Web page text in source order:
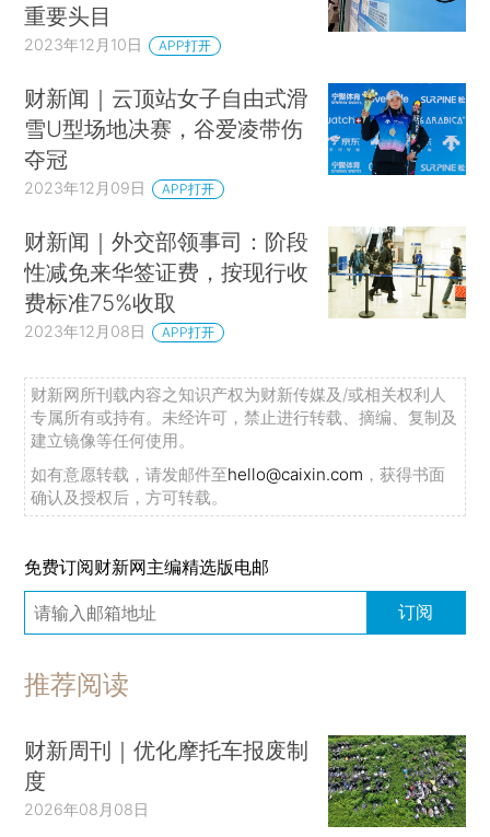
重要头目
2023年12月10日 APP打开
财新闻｜云顶站女子自由式滑
雪U型场地决赛，谷爱凌带伤
夺冠
2023年12月09日 APP打开
财新闻｜外交部领事司：阶段
性减免来华签证费，按现行收
费标准75%收取
2023年12月08日 APP打开
财新网所刊载内容之知识产权为财新传媒及/或相关权利人
专属所有或持有。未经许可，禁止进行转载、摘编、复制及
建立镜像等任何使用。
如有意愿转载，请发邮件至hello@caixin.com ，获得书面
确认及授权后，方可转载。
免费订阅财新网主编精选版电邮
订阅
推荐阅读
财新周刊｜优化摩托车报废制
度
2026年08月08日